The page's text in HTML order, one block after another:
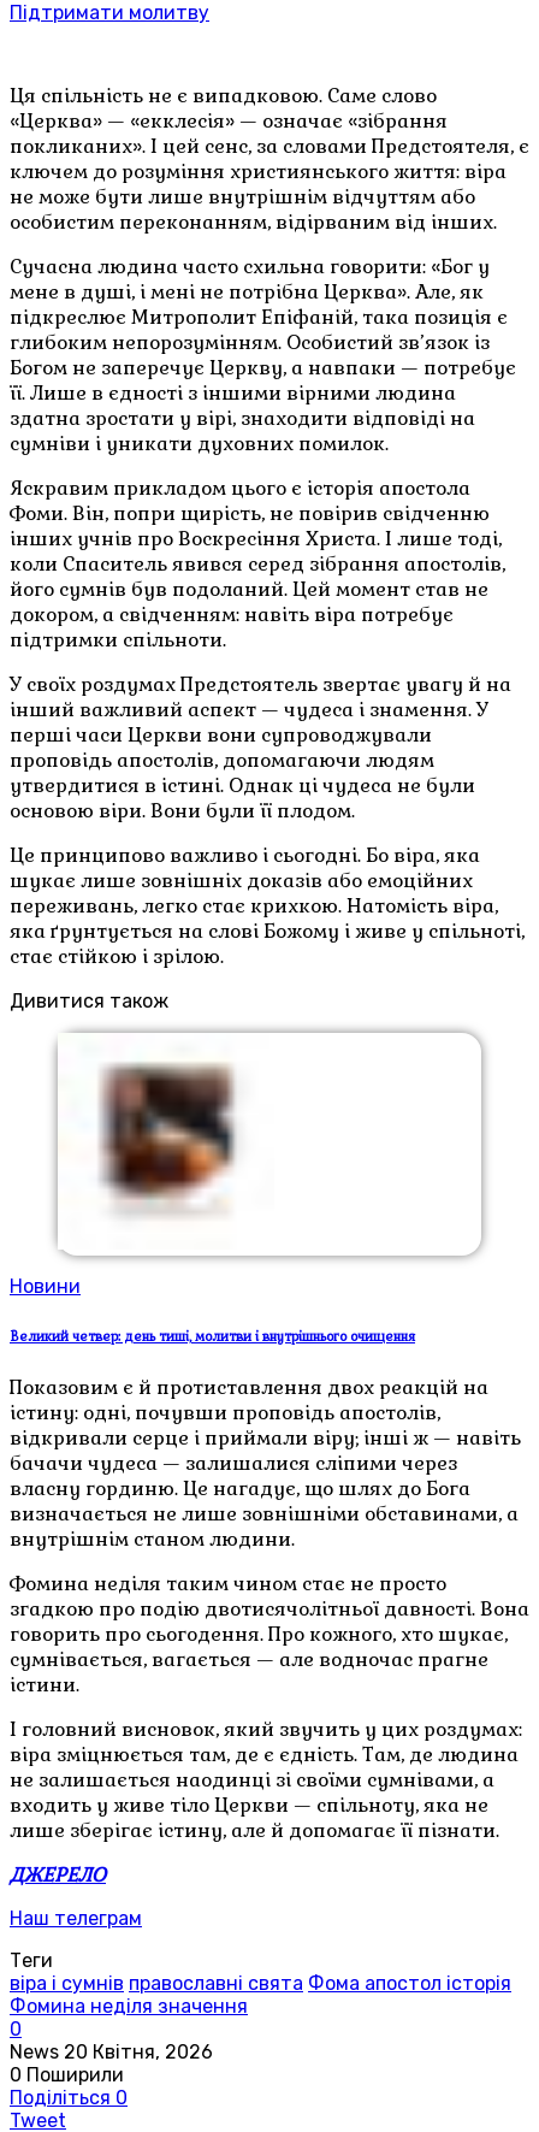
Підтримати молитву
Ця спільність не є випадковою. Саме слово
«Церква» — «екклесія» — означає «зібрання
покликаних». І цей сенс, за словами Предстоятеля, є
ключем до розуміння християнського життя: віра
не може бути лише внутрішнім відчуттям або
особистим переконанням, відірваним від інших.
Сучасна людина часто схильна говорити: «Бог у
мене в душі, і мені не потрібна Церква». Але, як
підкреслює Митрополит Епіфаній, така позиція є
глибоким непорозумінням. Особистий зв’язок із
Богом не заперечує Церкву, а навпаки — потребує
її. Лише в єдності з іншими вірними людина
здатна зростати у вірі, знаходити відповіді на
сумніви і уникати духовних помилок.
Яскравим прикладом цього є історія апостола
Фоми. Він, попри щирість, не повірив свідченню
інших учнів про Воскресіння Христа. І лише тоді,
коли Спаситель явився серед зібрання апостолів,
його сумнів був подоланий. Цей момент став не
докором, а свідченням: навіть віра потребує
підтримки спільноти.
У своїх роздумах Предстоятель звертає увагу й на
інший важливий аспект — чудеса і знамення. У
перші часи Церкви вони супроводжували
проповідь апостолів, допомагаючи людям
утвердитися в істині. Однак ці чудеса не були
основою віри. Вони були її плодом.
Це принципово важливо і сьогодні. Бо віра, яка
шукає лише зовнішніх доказів або емоційних
переживань, легко стає крихкою. Натомість віра,
яка ґрунтується на слові Божому і живе у спільноті,
стає стійкою і зрілою.
Дивитися також
Новини
Великий четвер: день тиші, молитви і внутрішнього очищення
Показовим є й протиставлення двох реакцій на
істину: одні, почувши проповідь апостолів,
відкривали серце і приймали віру; інші ж — навіть
бачачи чудеса — залишалися сліпими через
власну гординю. Це нагадує, що шлях до Бога
визначається не лише зовнішніми обставинами, а
внутрішнім станом людини.
Фомина неділя таким чином стає не просто
згадкою про подію двотисячолітньої давності. Вона
говорить про сьогодення. Про кожного, хто шукає,
сумнівається, вагається — але водночас прагне
істини.
І головний висновок, який звучить у цих роздумах:
віра зміцнюється там, де є єдність. Там, де людина
не залишається наодинці зі своїми сумнівами, а
входить у живе тіло Церкви — спільноту, яка не
лише зберігає істину, але й допомагає її пізнати.
ДЖЕРЕЛО
Наш телеграм
Теги
віра і сумнів православні свята Фома апостол історія
Фомина неділя значення
0
News 20 Квітня, 2026
0 Поширили
Поділіться 0
Tweet